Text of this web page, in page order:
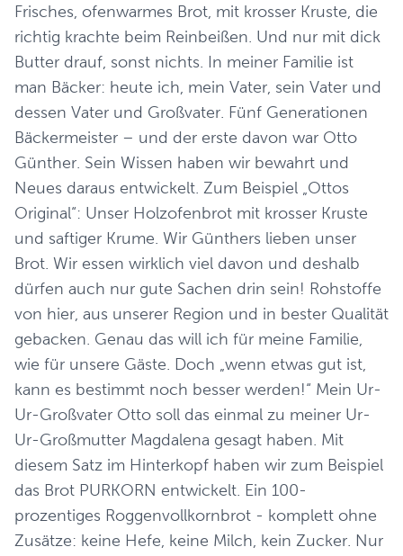
Frisches, ofenwarmes Brot, mit krosser Kruste, die
richtig krachte beim Reinbeißen. Und nur mit dick
Butter drauf, sonst nichts. In meiner Familie ist
man Bäcker: heute ich, mein Vater, sein Vater und
dessen Vater und Großvater. Fünf Generationen
Bäckermeister – und der erste davon war Otto
Günther. Sein Wissen haben wir bewahrt und
Neues daraus entwickelt. Zum Beispiel „Ottos
Original“: Unser Holzofenbrot mit krosser Kruste
und saftiger Krume. Wir Günthers lieben unser
Brot. Wir essen wirklich viel davon und deshalb
dürfen auch nur gute Sachen drin sein! Rohstoffe
von hier, aus unserer Region und in bester Qualität
gebacken. Genau das will ich für meine Familie,
wie für unsere Gäste. Doch „wenn etwas gut ist,
kann es bestimmt noch besser werden!“ Mein Ur-
Ur-Großvater Otto soll das einmal zu meiner Ur-
Ur-Großmutter Magdalena gesagt haben. Mit
diesem Satz im Hinterkopf haben wir zum Beispiel
das Brot PURKORN entwickelt. Ein 100-
prozentiges Roggenvollkornbrot - komplett ohne
Zusätze: keine Hefe, keine Milch, kein Zucker. Nur